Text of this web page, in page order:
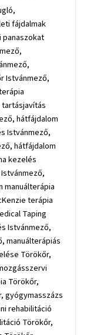
fájdalmak
Istvánmező,
hátfájdalom
Istvánmező,
hátfájdalom
kezelés
manuálterápia
terápia
Taping
Istvánmező,
manuálterápiás
Törökőr,
Törökőr,
gyógymasszázs
rehabilitáció
Törökőr,